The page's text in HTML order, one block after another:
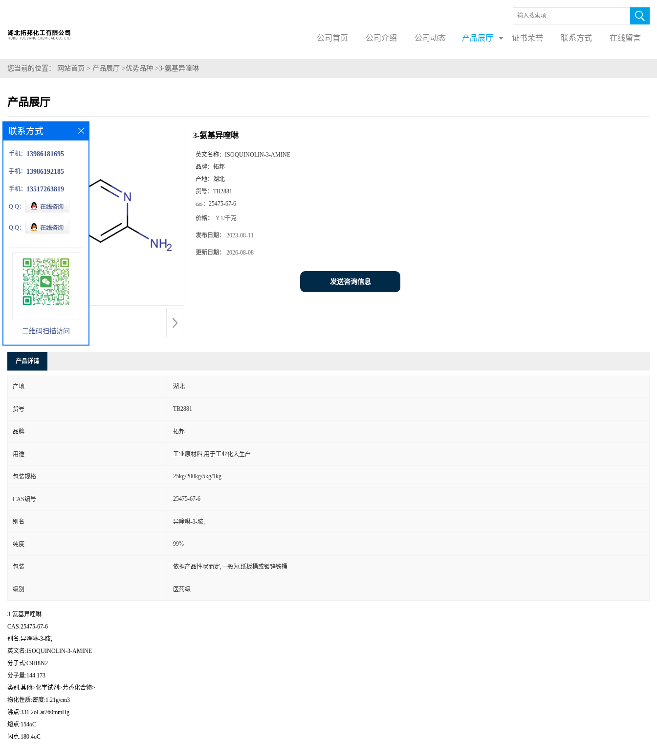
公司首页 公司介绍 公司动态 产品展厅 证书荣誉 联系方式 在线留言
您当前的位置： 网站首页 > 产品展厅 >优势品种 >3-氨基异喹啉
产品展厅
3-氨基异喹啉
英文名称： ISOQUINOLIN-3-AMINE
品牌： 拓邦
产地： 湖北
货号： TB2881
cas： 25475-67-6
价格： ￥1/千克
发布日期： 2023-08-11
更新日期： 2026-08-08
发送咨询信息
产品详请
产地 湖北
货号 TB2881
品牌 拓邦
用途 工业原材料,用于工业化大生产
包装规格 25kg/200kg/5kg/1kg
CAS编号 25475-67-6
别名 异喹啉-3-胺;
纯度 99%
包装 依据产品性状而定,一般为:纸板桶或镀锌铁桶
级别 医药级
3-氨基异喹啉
CAS:25475-67-6
别名:异喹啉-3-胺;
英文名:ISOQUINOLIN-3-AMINE
分子式:C9H8N2
分子量:144.173
类别:其他>化学试剂>芳香化合物>
物化性质:密度:1.21g/cm3
沸点:331.2oCat760mmHg
熔点:154oC
闪点:180.4oC
联系方式
手机： 13986181695
手机： 13986192185
手机： 13517263819
Q Q：
Q Q：
二维码扫描访问